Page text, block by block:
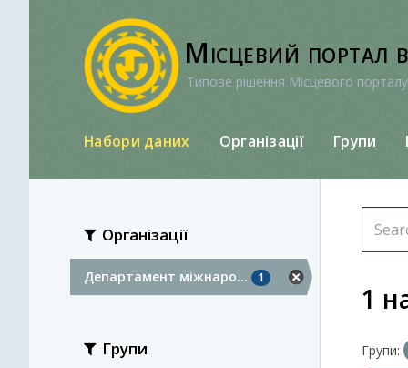
Місцевий портал
Типове рішення Місцевого
Набори даних Організації Групи
Організації
Департамент міжнаро... 1
Групи
1
Групи: